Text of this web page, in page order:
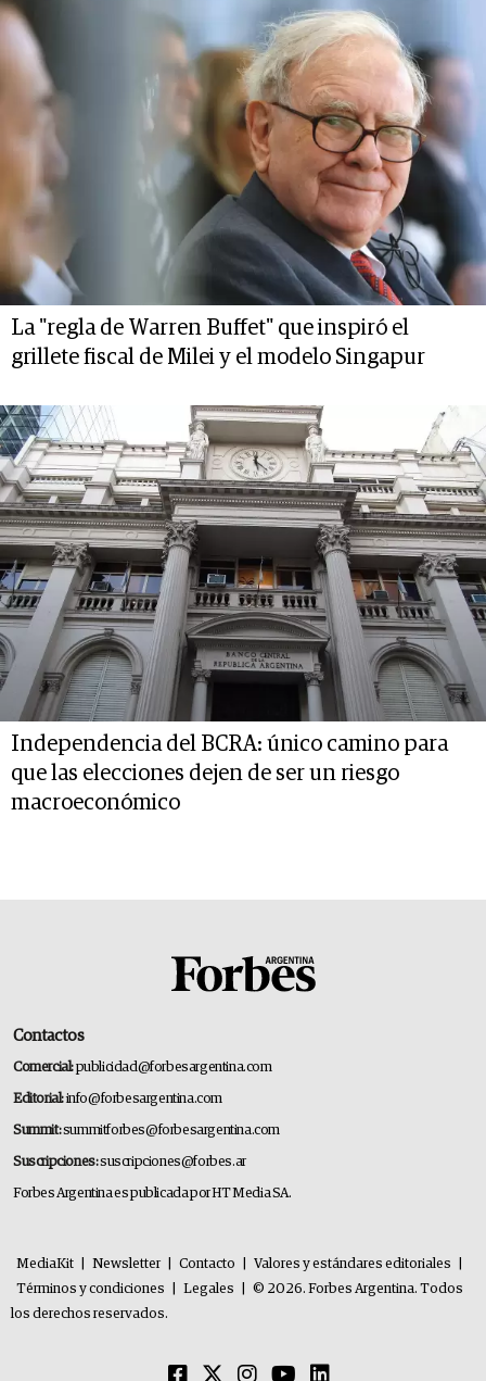
La "regla de Warren Buffet" que inspiró el
grillete fiscal de Milei y el modelo Singapur
Independencia del BCRA: único camino para
que las elecciones dejen de ser un riesgo
macroeconómico
Contactos
Comercial:publicidad@forbesargentina.com
Editorial:info@forbesargentina.com
Summit:summitforbes@forbesargentina.com
Suscripciones:suscripciones@forbes.ar
Forbes Argentina es publicada por HT Media SA.
MediaKit Newsletter Contacto Valores y estándares editoriales
Términos y condiciones
Legales
© 2026. Forbes Argentina. Todos
los derechos reservados.